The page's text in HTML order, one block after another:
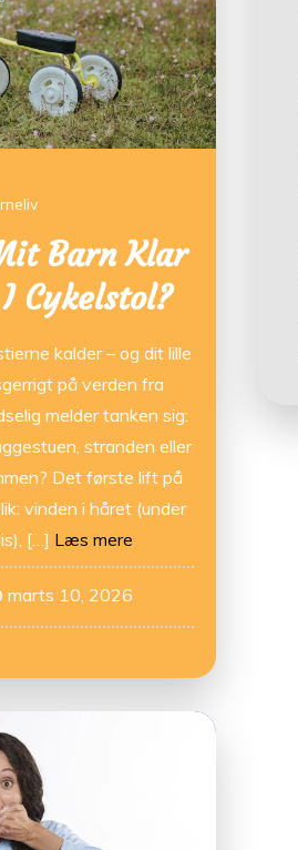
Barn Klar
Cykelstol?
kalder – og dit lille
på verden fra
melder tanken sig:
stranden eller
Det første lift på
vinden i håret (under
[…] Læs mere
marts 10, 2026